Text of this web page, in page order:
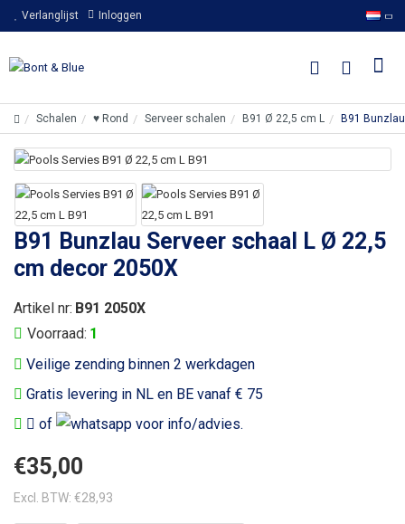
Verlanglijst Inloggen
Schalen ♥ Rond Serveer schalen B91 Ø 22,5 cm L B91
B91 Bunzlau Serveer schaal L Ø 22,5
cm decor 2050X
Veilige zending binnen 2 werkdagen
Gratis levering in NL en BE vanaf € 75
of
voor info/advies.
Voorraad: 1
Artikel nr: B91 2050X
€35,00
Excl. BTW: €28,93